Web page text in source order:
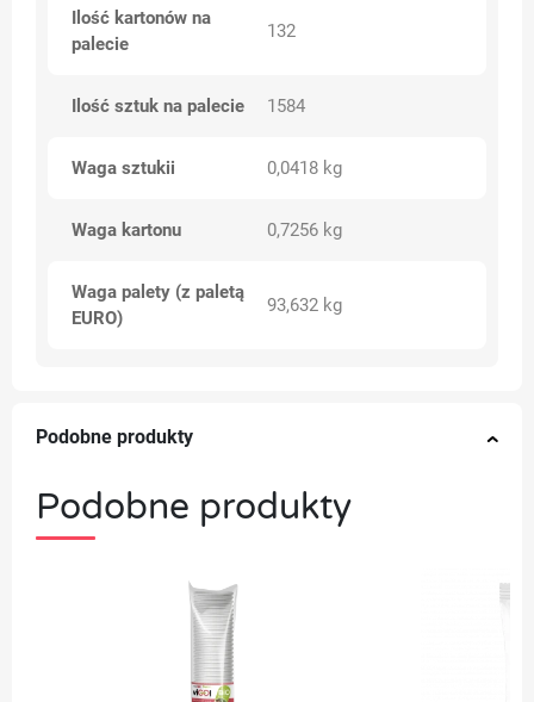
Ilość kartonów na
palecie
132
Ilość sztuk na palecie 1584
Waga sztukii 0,0418 kg
Waga kartonu 0,7256 kg
Waga palety (z paletą
EURO)
93,632 kg
Podobne produkty
Podobne produkty